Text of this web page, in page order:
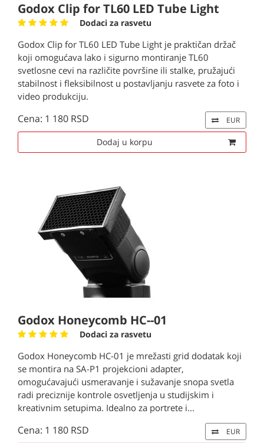
Godox Clip for TL60 LED Tube Light
Dodaci za rasvetu
Godox Clip for TL60 LED Tube Light je praktičan držač
koji omogućava lako i sigurno montiranje TL60
svetlosne cevi na različite površine ili stalke, pružajući
stabilnost i fleksibilnost u postavljanju rasvete za foto i
video produkciju.
Cena: 1 180 RSD EUR
Dodaj u korpu
Godox Honeycomb HC--01
Dodaci za rasvetu
Godox Honeycomb HC-01 je mrežasti grid dodatak koji
se montira na SA-P1 projekcioni adapter,
omogućavajući usmeravanje i sužavanje snopa svetla
radi preciznije kontrole osvetljenja u studijskim i
kreativnim setupima. Idealno za portrete i...
Cena: 1 180 RSD EUR